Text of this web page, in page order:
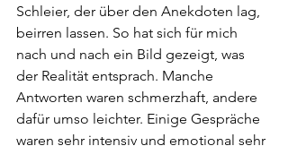
Schleier, der über den Anekdoten lag,
beirren lassen. So hat sich für mich
nach und nach ein Bild gezeigt, was
der Realität entsprach. Manche
Antworten waren schmerzhaft, andere
dafür umso leichter. Einige Gespräche
waren sehr intensiv und emotional sehr